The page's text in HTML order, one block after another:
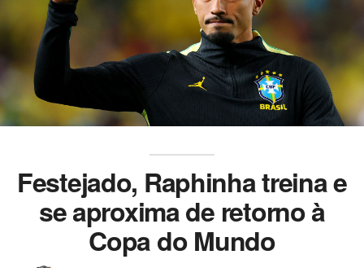
Festejado, Raphinha treina e
se aproxima de retorno à
Copa do Mundo